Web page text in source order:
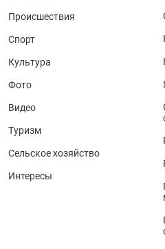
Происшествия
Спорт
Культура
Фото
Видео
Туризм
Сельское хозяйство
Интересы